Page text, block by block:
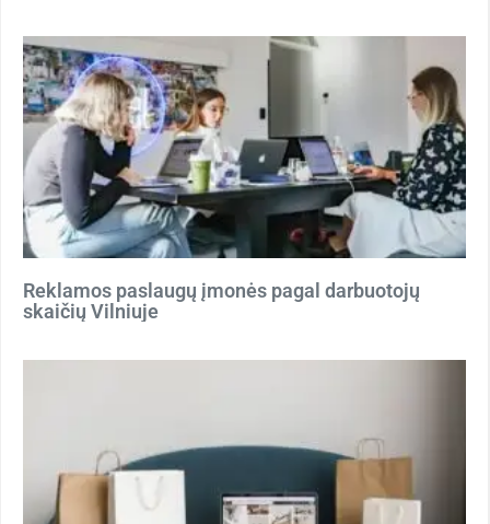
Reklamos paslaugų įmonės pagal darbuotojų
skaičių Vilniuje